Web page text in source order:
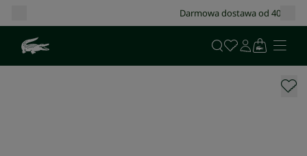
Darmowa dostawa od 400 zł!